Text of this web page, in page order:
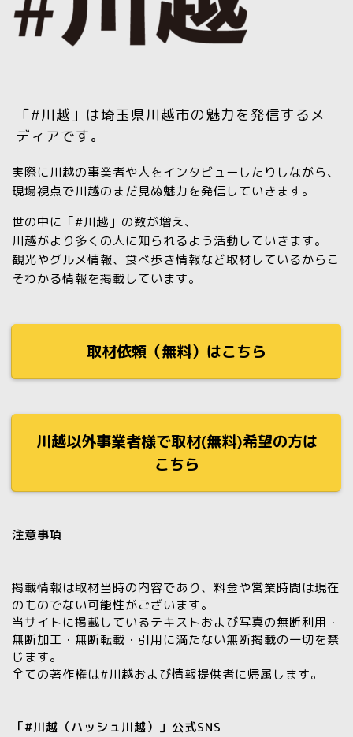
「#川越」は埼玉県川越市の魅力を発信するメ
ディアです。
実際に川越の事業者や人をインタビューしたりしながら、
現場視点で川越のまだ見ぬ魅力を発信していきます。
世の中に「#川越」の数が増え、
川越がより多くの人に知られるよう活動していきます。
観光やグルメ情報、食べ歩き情報など取材しているからこ
そわかる情報を掲載しています。
取材依頼（無料）はこちら
川越以外事業者様で取材(無料)希望の方は
こちら
注意事項
掲載情報は取材当時の内容であり、料金や営業時間は現在
のものでない可能性がございます。
当サイトに掲載しているテキストおよび写真の無断利用・
無断加工・無断転載・引用に満たない無断掲載の一切を禁
じます。
全ての著作権は#川越および情報提供者に帰属します。
「#川越（ハッシュ川越）」公式SNS